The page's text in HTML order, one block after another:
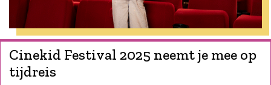
Cinekid Festival 2025 neemt je mee op
tijdreis